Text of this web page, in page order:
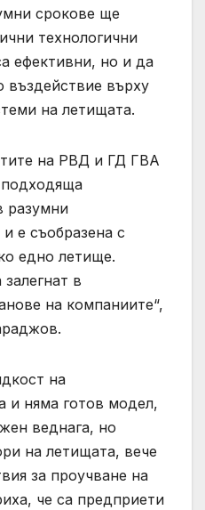
срокове ще
технологични
ефективни, но и да
въздействие върху
на летищата.
на РВД и ГД ГВА
разумни
е съобразена с
едно летище.
в
на компаниите“,
на
и няма готов модел,
веднага, но
на летищата, вече
за проучване на
че са предприети